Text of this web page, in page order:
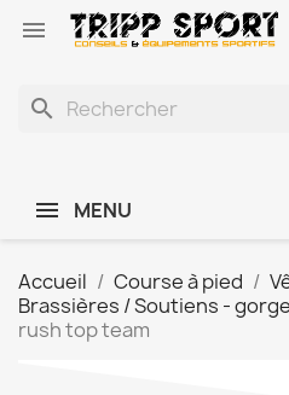

search
MENU
Accueil Course à pied
Brassières / Soutiens - gorge
rush top team